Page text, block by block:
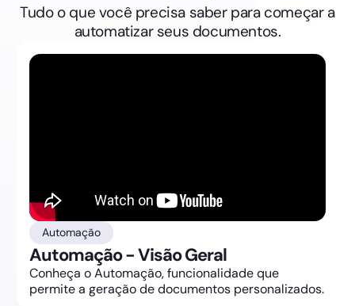
Tudo o que você precisa saber para começar a
automatizar seus documentos.
Automação
Automação - Visão Geral
Conheça o Automação, funcionalidade que
permite a geração de documentos personalizados.